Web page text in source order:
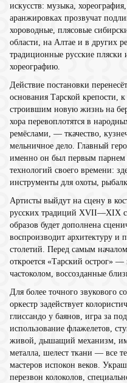
искусств: музыка,
аранжировках прозвучат
хороводные, плясовые
области, на Алтае и в других
традиционные русские
хореографию.
Действие постановки
основания Тарской крепости,
строившим новую жизнь на
хора перевоплотятся в
ремёслами, — ткачество,
мельничное дело. Главный
именно он был первым
технологий своего времени:
инструменты для охоты,
Артисты выйдут на сцену в
русских традиций ХVII—ХIX
образов будет дополнена
воспроизводит архитектуру
столетий. Перед самым
откроется «Тарский острог»
частоколом, воссозданные
Для более точного звукового
оркестр задействует
глиссандо у баянов, игра за
использование флажелетов,
живой, дышащий механизм,
металла, шелест ткани — все
мастеров испокон веков.
перезвон колоколов,